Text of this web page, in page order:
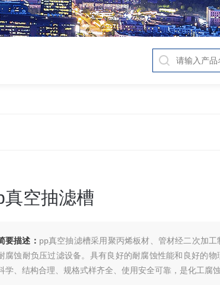
真空抽滤槽
要描述： pp真空抽滤槽采用聚丙烯板材、管材经二次加
腐蚀耐负压过滤设备。具有良好的耐腐蚀性能和良好的
学、结构合理、规格式样齐全、使用安全可靠，是化工腐